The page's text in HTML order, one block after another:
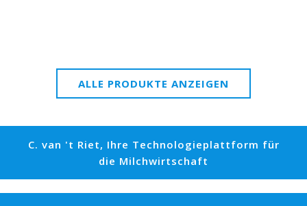
ALLE PRODUKTE ANZEIGEN
C. van 't Riet, Ihre Technologieplattform für
die Milchwirtschaft